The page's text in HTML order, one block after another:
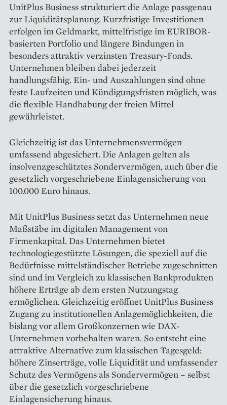
UnitPlus Business strukturiert die Anlage passgenau
zur Liquiditätsplanung. Kurzfristige Investitionen
erfolgen im Geldmarkt, mittelfristige im EURIBOR-
basierten Portfolio und längere Bindungen in
besonders attraktiv verzinsten Treasury-Fonds.
Unternehmen bleiben dabei jederzeit
handlungsfähig. Ein- und Auszahlungen sind ohne
feste Laufzeiten und Kündigungsfristen möglich, was
die flexible Handhabung der freien Mittel
gewährleistet.
Gleichzeitig ist das Unternehmensvermögen
umfassend abgesichert. Die Anlagen gelten als
insolvenzgeschütztes Sondervermögen, auch über die
gesetzlich vorgeschriebene Einlagensicherung von
100.000 Euro hinaus.
Mit UnitPlus Business setzt das Unternehmen neue
Maßstäbe im digitalen Management von
Firmenkapital. Das Unternehmen bietet
technologiegestützte Lösungen, die speziell auf die
Bedürfnisse mittelständischer Betriebe zugeschnitten
sind und im Vergleich zu klassischen Bankprodukten
höhere Erträge ab dem ersten Nutzungstag
ermöglichen. Gleichzeitig eröffnet UnitPlus Business
Zugang zu institutionellen Anlagemöglichkeiten, die
bislang vor allem Großkonzernen wie DAX-
Unternehmen vorbehalten waren. So entsteht eine
attraktive Alternative zum klassischen Tagesgeld:
höhere Zinserträge, volle Liquidität und umfassender
Schutz des Vermögens als Sondervermögen – selbst
über die gesetzlich vorgeschriebene
Einlagensicherung hinaus.